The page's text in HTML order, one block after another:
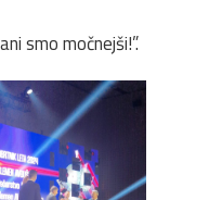
smo močnejši!”.